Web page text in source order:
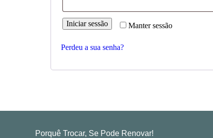
Manter sessão
Iniciar sessão
Perdeu a sua senha?
Porquê Trocar, Se Pode Renovar!